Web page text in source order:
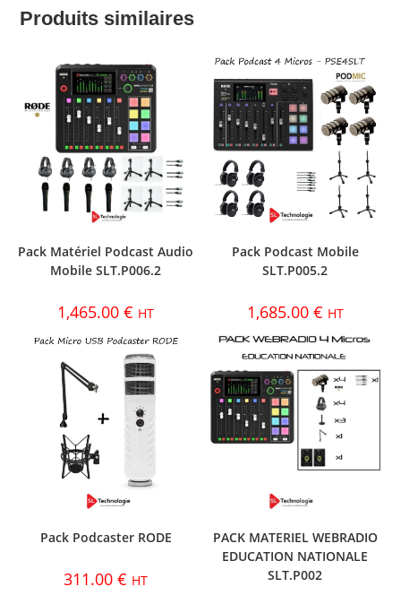
Produits similaires
Pack Matériel Podcast Audio
Mobile SLT.P006.2
1,465.00€ HT
Pack Podcast Mobile
SLT.P005.2
1,685.00 € HT
Pack Podcaster RODE
311.00€ HT
PACK MATERIEL WEBRADIO
EDUCATION NATIONALE
SLT.P002